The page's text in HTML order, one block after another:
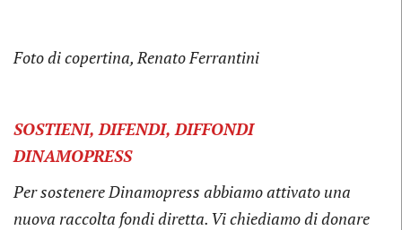
Foto di copertina, Renato Ferrantini
SOSTIENI, DIFENDI, DIFFONDI
DINAMOPRESS
Per sostenere Dinamopress abbiamo attivato una
nuova raccolta fondi diretta. Vi chiediamo di donare